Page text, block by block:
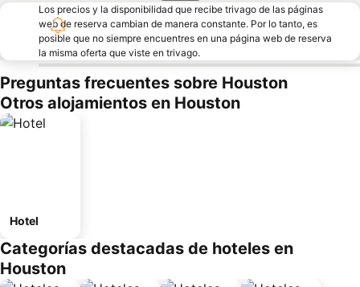
Los precios y la disponibilidad que recibe trivago de las páginas
web de reserva cambian de manera constante. Por lo tanto, es
posible que no siempre encuentres en una página web de reserva
la misma oferta que viste en trivago.
Preguntas frecuentes sobre Houston
Otros alojamientos en Houston
Hotel
Categorías destacadas de hoteles en
Houston